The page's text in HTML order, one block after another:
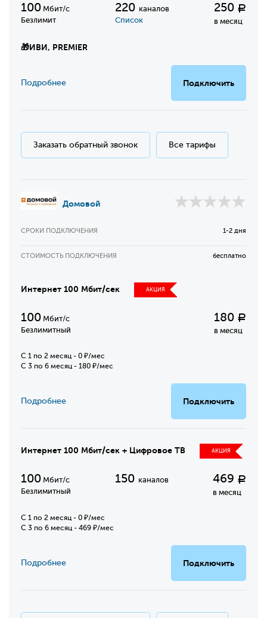
100 Мбит/с
Безлимит
220каналов
Список
250 Р
в месяц
🎁ИВИ, PREMIER
Подключить
Подробнее
Заказать обратный звонок Все тарифы
Домовой
СРОКИ ПОДКЛЮЧЕНИЯ 1-2 дня
СТОИМОСТЬ ПОДКЛЮЧЕНИЯ бесплатно
Интернет 100 Мбит/сек АКЦИЯ
100 Мбит/с
Безлимитный
180 Р
в месяц
C 1 по 2 месяц - 0 ₽/мес
С 3 по 6 месяц - 180 ₽/мес
Подключить
Подробнее
Интернет 100 Мбит/сек + Цифровое ТВ АКЦИЯ
100 Мбит/с
Безлимитный
150 каналов 469 Р
в месяц
C 1 по 2 месяц - 0 ₽/мес
С 3 по 6 месяц - 469 ₽/мес
Подключить
Подробнее